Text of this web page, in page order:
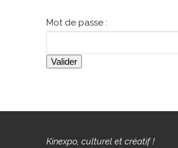
Mot de passe :
Kinexpo, culturel et créatif !